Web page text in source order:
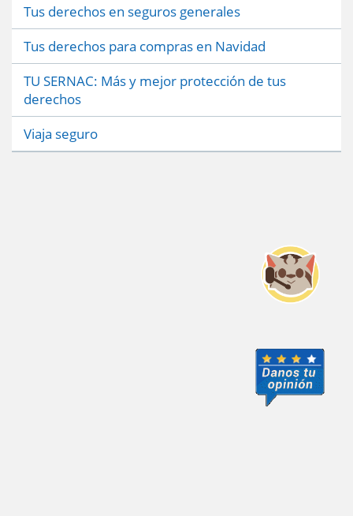
Tus derechos en seguros generales
Tus derechos para compras en Navidad
TU SERNAC: Más y mejor protección de tus
derechos
Viaja seguro